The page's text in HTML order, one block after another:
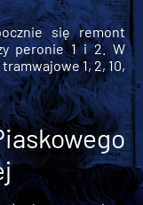
się remont
peronie 1 i 2. W
1, 2, 10,